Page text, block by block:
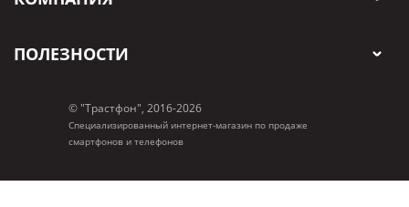
ПОЛЕЗНОСТИ
© "Трастфон", 2016-2026
Специализированный интернет-магазин по продаже
смартфонов и телефонов